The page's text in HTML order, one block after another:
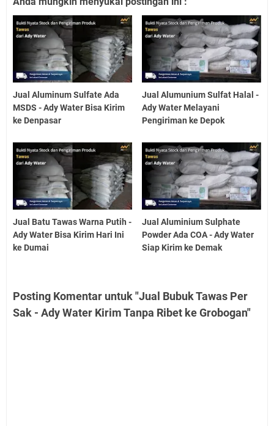
Jual Aluminum Sulfate Ada
MSDS - Ady Water Bisa Kirim
ke Denpasar
Jual Alumunium Sulfat Halal -
Ady Water Melayani
Pengiriman ke Depok
Jual Batu Tawas Warna Putih -
Ady Water Bisa Kirim Hari Ini
ke Dumai
Jual Aluminium Sulphate
Powder Ada COA - Ady Water
Siap Kirim ke Demak
Posting Komentar untuk "Jual Bubuk Tawas Per
Sak - Ady Water Kirim Tanpa Ribet ke Grobogan"